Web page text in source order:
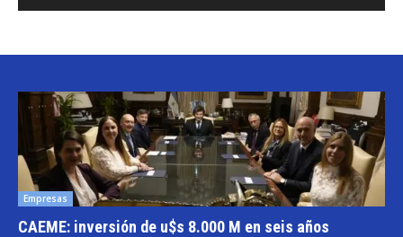
Empresas
CAEME: inversión de u$s 8.000 M en seis años